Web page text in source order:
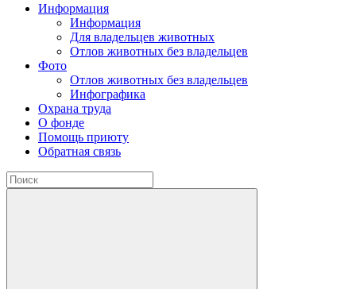
Информация
Информация
Для владельцев животных
Отлов животных без владельцев
Фото
Отлов животных без владельцев
Инфографика
Охрана труда
О фонде
Помощь приюту
Обратная связь